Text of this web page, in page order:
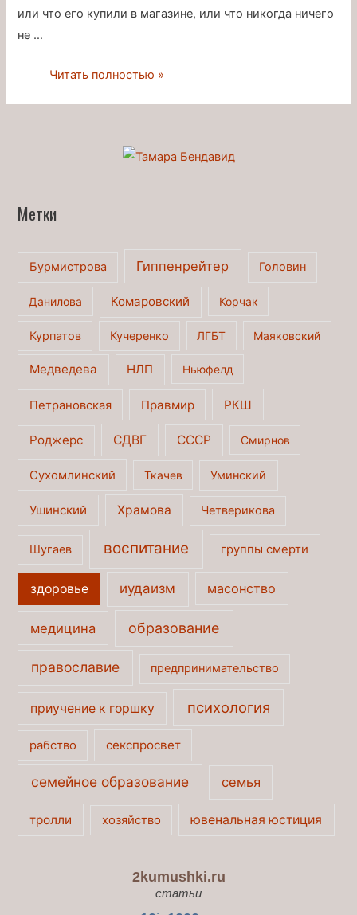
или что его купили в магазине, или что никогда ничего
не …
Мифы
Читать полностью »
Метки
Бурмистрова Гиппенрейтер Головин
Данилова Комаровский Корчак
Курпатов Кучеренко ЛГБТ Маяковский
Медведева НЛП Ньюфелд
Петрановская Правмир РКШ
Роджерс СДВГ СССР Смирнов
Сухомлинский Ткачев Уминский
Ушинский Храмова Четверикова
Шугаев воспитание группы смерти
здоровье иудаизм масонство
медицина образование
православие предпринимательство
приучение к горшку психология
рабство секспросвет
семейное образование семья
тролли хозяйство ювенальная юстиция
2kumushki.ru
статьи